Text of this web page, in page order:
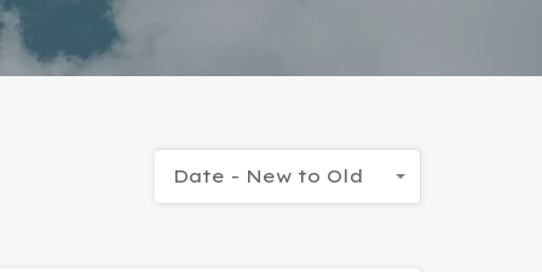
Date - New to Old